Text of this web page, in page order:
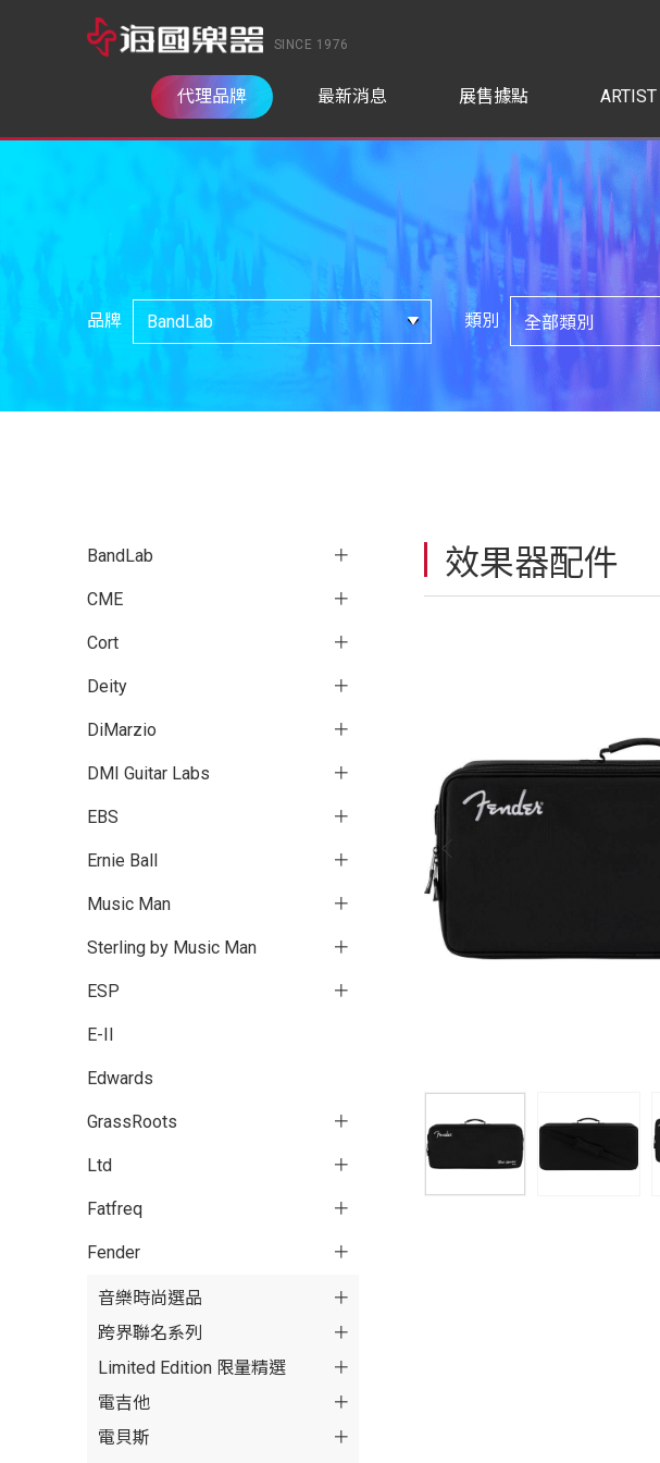
SINCE 1976
代理品牌 最新消息 展售據點 ARTIST
品牌 類別
BandLab
CME
Cort
Deity
DiMarzio
DMI Guitar Labs
EBS
Ernie Ball
Music Man
Sterling by Music Man
ESP
E-II
Edwards
GrassRoots
Ltd
Fatfreq
Fender
音樂時尚選品
跨界聯名系列
Limited Edition 限量精選
電吉他
電貝斯
效果器配件